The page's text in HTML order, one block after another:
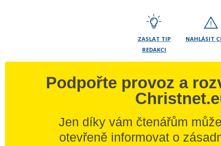
ZASLAT TIP
REDAKCI
NAHLÁSIT